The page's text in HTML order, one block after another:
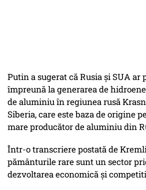
Putin a sugerat că Rusia și SUA ar
împreună la generarea de
de aluminiu în regiunea rusă
Siberia, care este baza de origine
mare producător de aluminiu din
Într-o transcriere postată de
pământurile rare sunt un sector
dezvoltarea economică și